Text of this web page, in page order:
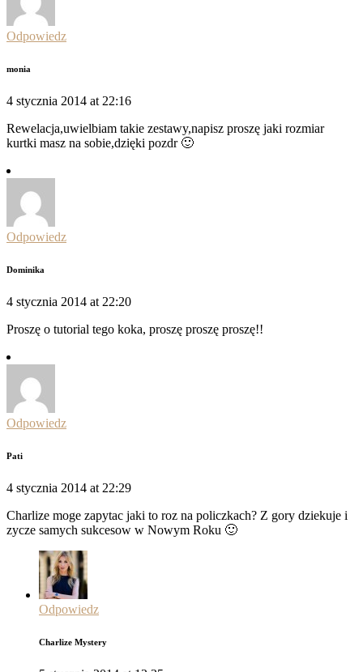
Odpowiedz
monia
4 stycznia 2014 at 22:16
Rewelacja,uwielbiam takie zestawy,napisz proszę jaki rozmiar
kurtki masz na sobie,dzięki pozdr 🙂
Odpowiedz
Dominika
4 stycznia 2014 at 22:20
Proszę o tutorial tego koka, proszę proszę proszę!!
Odpowiedz
Pati
4 stycznia 2014 at 22:29
Charlize moge zapytac jaki to roz na policzkach? Z gory dziekuje i
zycze samych sukcesow w Nowym Roku 🙂
Odpowiedz
Charlize Mystery